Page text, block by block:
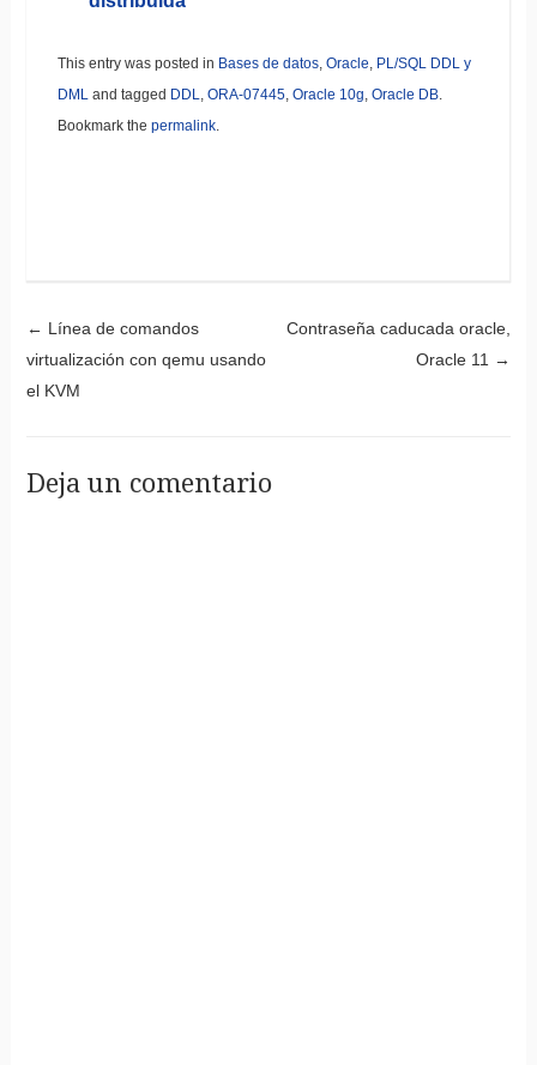
This entry was posted in Bases de datos, Oracle PL/SQL DDL y
DML and tagged DDL ORA-07445, Oracle 10g Oracle DB.
Bookmark the permalink.
Post navigation
← Línea de comandos
virtualización con qemu usando
el KVM
Contraseña caducada oracle,
Oracle 11 →
Deja un comentario